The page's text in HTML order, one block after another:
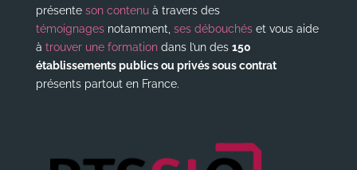
présente son contenuà travers des
témoignagesnotamment, ses débouchéset vous aide
à trouver une formationdans l’un des 150
établissements publics ou privés sous contrat
présents partout en France.